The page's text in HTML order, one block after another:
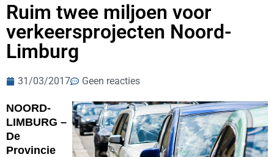
Ruim twee miljoen voor
verkeersprojecten Noord-
Limburg
31/03/2017 Geen reacties
NOORD-
LIMBURG –
De
Provincie